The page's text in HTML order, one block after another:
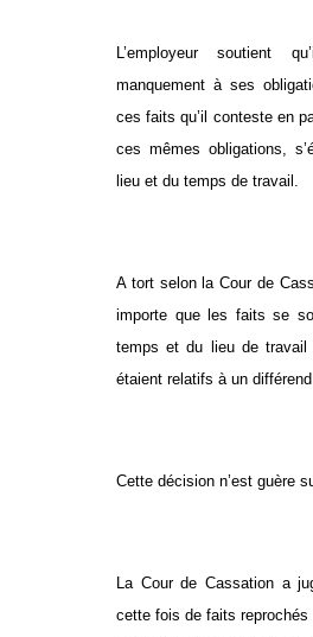
L’employeur soutient
manquement à ses
ces faits qu’il conteste en
ces mêmes obligations,
lieu et du temps de travail.
A tort selon la Cour de
importe que les faits se
temps et du lieu de
étaient relatifs à un
Cette décision n’est guère
La Cour de Cassation a
cette fois de faits